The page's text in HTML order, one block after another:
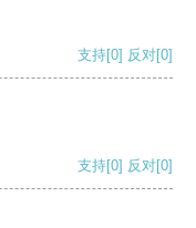
支持[0] 反对[0]
支持[0] 反对[0]